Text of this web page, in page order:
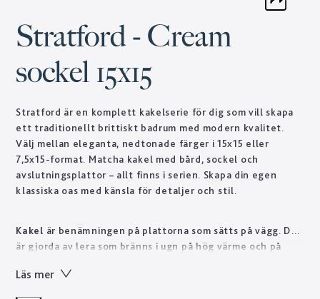
Stratford - Cream
sockel 15x15
Stratford är en komplett kakelserie för dig som vill skapa
ett traditionellt brittiskt badrum med modern kvalitet.
Välj mellan eleganta, nedtonade färger i 15x15 eller
7,5x15-format. Matcha kakel med bård, sockel och
avslutningsplattor – allt finns i serien. Skapa din egen
klassiska oas med känsla för detaljer och stil.
Kakel är benämningen på plattorna som sätts på vägg. De
är gjorda av lera som bränns i ugn på hög värme och på
yta.
Läs mer